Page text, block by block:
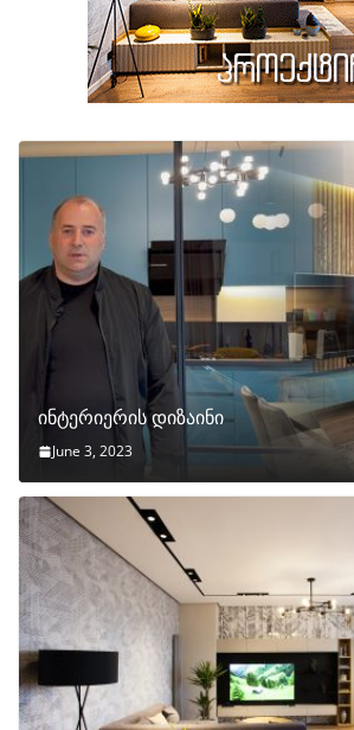
ინტერიერის დიზაინი
June 3, 2023